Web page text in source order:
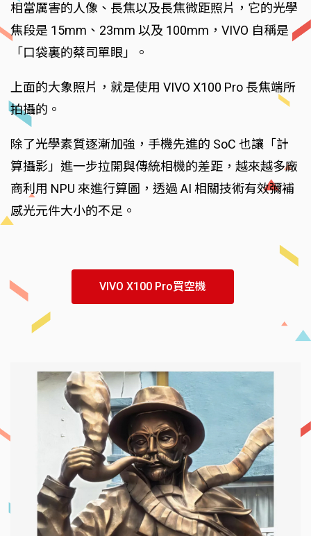
相當厲害的人像、長焦以及長焦微距照片，它的光學
焦段是 15mm、23mm 以及 100mm，VIVO 自稱是
「口袋裏的蔡司單眼」。
上面的大象照片，就是使用 VIVO X100 Pro 長焦端所
拍攝的。
除了光學素質逐漸加強，手機先進的 SoC 也讓「計
算攝影」進一步拉開與傳統相機的差距，越來越多廠
商利用 NPU 來進行算圖，透過 AI 相關技術有效彌補
感光元件大小的不足。
VIVO X100 Pro買空機